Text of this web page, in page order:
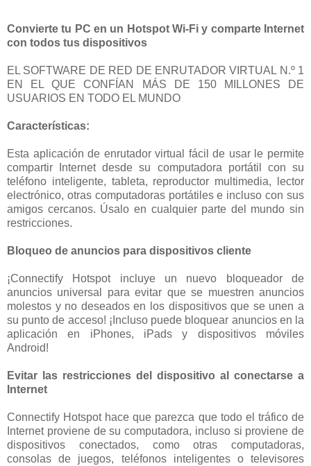
Convierte tu PC en un Hotspot Wi-Fi y comparte Internet
con todos tus dispositivos
EL SOFTWARE DE RED DE ENRUTADOR VIRTUAL N.º 1
EN EL QUE CONFÍAN MÁS DE 150 MILLONES DE
USUARIOS EN TODO EL MUNDO
Características:
Esta aplicación de enrutador virtual fácil de usar le permite
compartir Internet desde su computadora portátil con su
teléfono inteligente, tableta, reproductor multimedia, lector
electrónico, otras computadoras portátiles e incluso con sus
amigos cercanos. Úsalo en cualquier parte del mundo sin
restricciones.
Bloqueo de anuncios para dispositivos cliente
¡Connectify Hotspot incluye un nuevo bloqueador de
anuncios universal para evitar que se muestren anuncios
molestos y no deseados en los dispositivos que se unen a
su punto de acceso! ¡Incluso puede bloquear anuncios en la
aplicación en iPhones, iPads y dispositivos móviles
Android!
Evitar las restricciones del dispositivo al conectarse a
Internet
Connectify Hotspot hace que parezca que todo el tráfico de
Internet proviene de su computadora, incluso si proviene de
dispositivos conectados, como otras computadoras,
consolas de juegos, teléfonos inteligentes o televisores